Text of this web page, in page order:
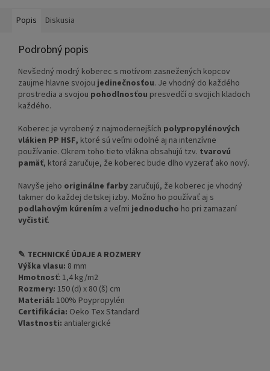
Popis Diskusia
Podrobný popis
Nevšedný modrý koberec s motívom zasnežených kopcov
zaujme hlavne svojou jedinečnosťou. Je vhodný do každého
prostredia a svojou pohodlnosťou presvedčí o svojich kladoch
každého.
Koberec je vyrobený z najmodernejších polypropylénových
vlákien PP HSF, ktoré sú veľmi odolné aj na intenzívne
používanie. Okrem toho tieto vlákna obsahujú tzv. tvarovú
pamäť, ktorá zaručuje, že koberec bude dlho vyzerať ako nový.
Navyše jeho originálne farby zaručujú, že koberec je vhodný
takmer do každej detskej izby. Možno ho používať aj s
podlahovým kúrením a veľmi jednoducho ho pri zamazaní
vyčistiť.
✎ TECHNICKÉ ÚDAJE A ROZMERY
Výška vlasu: 8 mm
Hmotnosť: 1,4 kg/m2
Rozmery: 150 (d) x 80 (š) cm
Materiál: 100% Poypropylén
Certifikácia: Oeko Tex Standard
Vlastnosti: antialergické